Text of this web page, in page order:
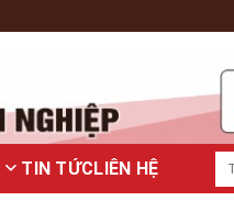
TIN TỨCLIÊN HỆ